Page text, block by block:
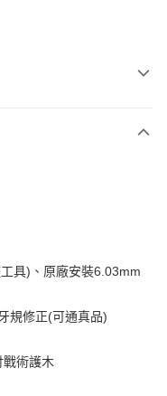
富邦商業銀行
商業銀行
商業銀行
具)、原廠安裝6.03mm
規修正(可通真品)
術護木